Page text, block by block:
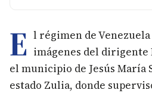
E l régimen de
imágenes del dirigente
el municipio de Jesús María
estado Zulia, donde